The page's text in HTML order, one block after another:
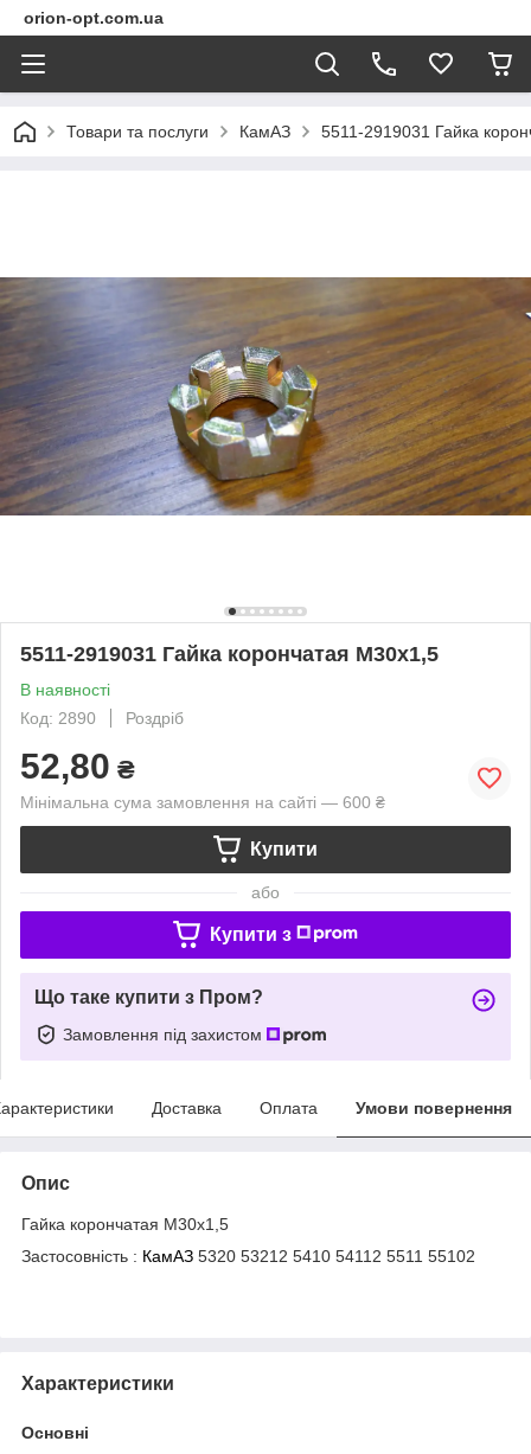
orion-opt.com.ua
Товари та послуги КамАЗ 5511-2919031 Гайка
5511-2919031 Гайка корончатая М30х1,5
В наявності
Код: 2890
Роздріб
52,80 ₴
Мінімальна сума замовлення на сайті — 600 ₴
Купити
або
Купити з
Що таке купити з Пром?
Замовлення під захистом
Доставка Оплата Умови повернення
Опис
Гайка корончатая М30х1,5
Застосовність : КамАЗ 5320 53212 5410 54112 5511 55102
Характеристики
Основні